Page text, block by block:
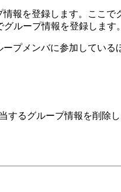
報を登録します。ここ
ループ情報を登録します。
プメンバに参加してい
るグループ情報を削除